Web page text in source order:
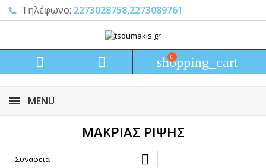
Τηλέφωνο: 2273028758,2273089761
  shopping_cart
0
MENU
ΜΑΚΡΙΆΣ ΡΊΨΗΣ
Συνάφεια 